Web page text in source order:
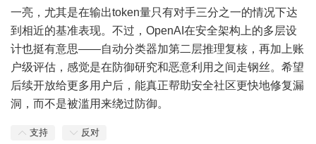
一亮，尤其是在输出token量只有对手三分之一的情况下达
到相近的基准表现。不过，OpenAI在安全架构上的多层设
计也挺有意思——自动分类器加第二层推理复核，再加上账
户级评估，感觉是在防御研究和恶意利用之间走钢丝。希望
后续开放给更多用户后，能真正帮助安全社区更快地修复漏
洞，而不是被滥用来绕过防御。
支持 反对